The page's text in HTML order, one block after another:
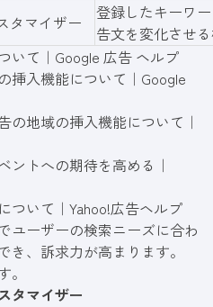
タマイザー
登録したキーワ
告文を変化させ
いて｜Google 広告 ヘルプ
挿入機能について｜Google
の地域の挿入機能について｜
ントへの期待を高める｜
ついて｜Yahoo!広告ヘルプ
ユーザーの検索ニーズに合わ
、訴求力が高まります。
タマイザー